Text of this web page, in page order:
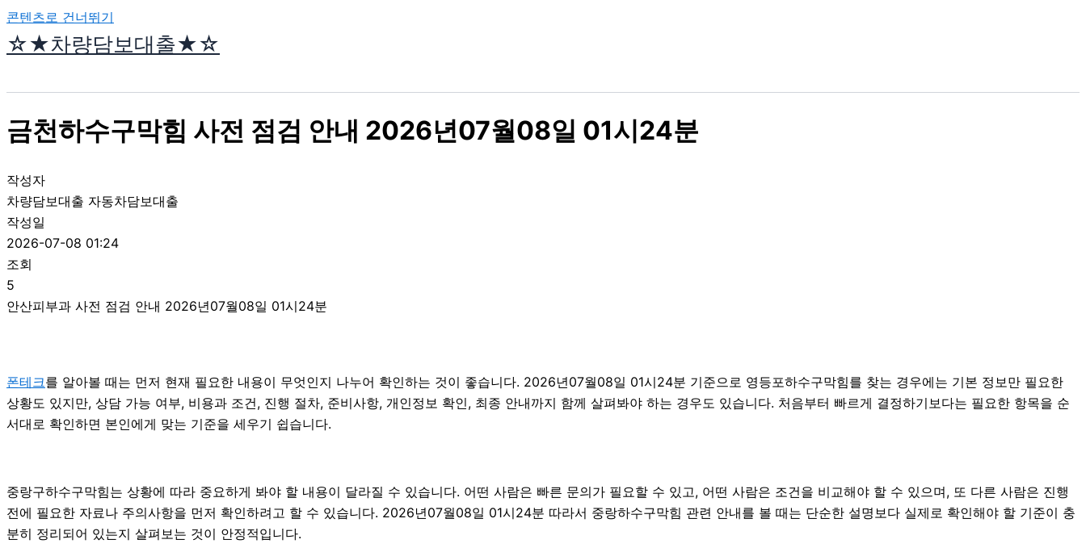
콘텐츠로 건너뛰기
☆★차량담보대출★☆
금천하수구막힘 사전 점검 안내 2026년07월08일 01시24분
작성자
차량담보대출 자동차담보대출
작성일
2026-07-08 01:24
조회
5
안산피부과 사전 점검 안내 2026년07월08일 01시24분
폰테크를 알아볼 때는 먼저 현재 필요한 내용이 무엇인지 나누어 확인하는 것이 좋습니다. 2026년07월08일 01시24분 기준으로 영등포하수구막힘를 찾는 경우에는 기본 정보만 필요한
상황도 있지만, 상담 가능 여부, 비용과 조건, 진행 절차, 준비사항, 개인정보 확인, 최종 안내까지 함께 살펴봐야 하는 경우도 있습니다. 처음부터 빠르게 결정하기보다는 필요한 항목을 순
서대로 확인하면 본인에게 맞는 기준을 세우기 쉽습니다.
중랑구하수구막힘는 상황에 따라 중요하게 봐야 할 내용이 달라질 수 있습니다. 어떤 사람은 빠른 문의가 필요할 수 있고, 어떤 사람은 조건을 비교해야 할 수 있으며, 또 다른 사람은 진행
전에 필요한 자료나 주의사항을 먼저 확인하려고 할 수 있습니다. 2026년07월08일 01시24분 따라서 중랑하수구막힘 관련 안내를 볼 때는 단순한 설명보다 실제로 확인해야 할 기준이 충
분히 정리되어 있는지 살펴보는 것이 안정적입니다.